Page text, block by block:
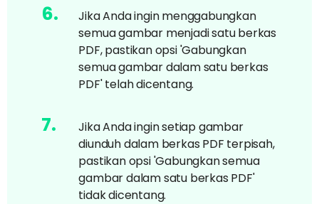
6.
Jika Anda ingin menggabungkan
semua gambar menjadi satu berkas
PDF, pastikan opsi 'Gabungkan
semua gambar dalam satu berkas
PDF' telah dicentang.
7.
Jika Anda ingin setiap gambar
diunduh dalam berkas PDF terpisah,
pastikan opsi 'Gabungkan semua
gambar dalam satu berkas PDF'
tidak dicentang.